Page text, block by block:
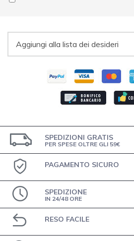
Aggiungi alla lista dei desideri
SPEDIZIONI GRATIS
PER SPESE OLTRE GLI 59€
PAGAMENTO SICURO
SPEDIZIONE
IN 24/48 ORE
RESO FACILE